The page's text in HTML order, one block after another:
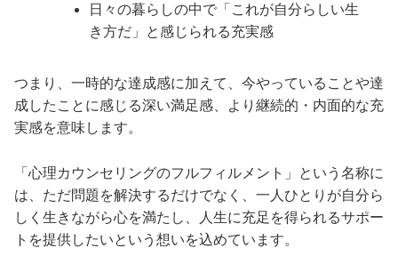
日々の暮らしの中で「これが自分らしい生
き方だ」と感じられる充実感
つまり、一時的な達成感に加えて、今やっていることや達
成したことに感じる深い満足感、より継続的・内面的な充
実感を意味します。
「心理カウンセリングのフルフィルメント」という名称に
は、ただ問題を解決するだけでなく、一人ひとりが自分ら
しく生きながら心を満たし、人生に充足を得られるサポー
トを提供したいという想いを込めています。